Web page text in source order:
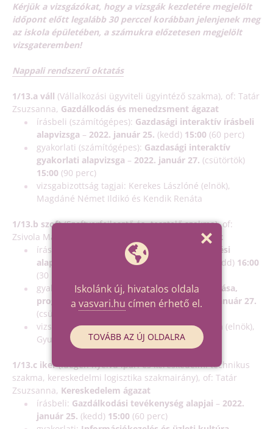
Kérjük a vizsgázókat, hogy a vizsgák kezdetére megjelölt
időpont előtt legalább 30 perccel korábban jelenjenek meg
az iskola épületében, a számukra előzetesen megjelölt
vizsgateremben!
Nappali rendszerű oktatás
1/13.a váll (Vállalkozási ügyviteli ügyintéző szakma), of: Tatár
Zsuzsanna, Gazdálkodás és menedzsment ágazat
írásbeli (számítógépes): Gazdasági interaktív írásbeli
alapvizsga – 2022. január 25. (kedd) 15:00 (60 perc)
gyakorlati (számítógépes): Gazdasági interaktív
gyakorlati alapvizsga – 2022. január 27. (csütörtök)
15:00 (90 perc)
vizsgabizottság tagjai: Kerekes Lászlóné (elnök),
Magdáné Német Ildikó és Kendik Renáta
1/13.b szoft(Szoftverfejlesztő és -tesztelő szakma), of:
Zsivola Magdolna,
Informatika és távközlés ágazat
írásbeli (ELVP-teszt):
Informatikai és távközlési
alapok interaktív teszt–2022. január 25. (kedd) 16:00
(30 perc)
gyakorlati (számítógépes):Weboldalak kódolása,
programozás, hálózatok gyakorlat– 2022. január 27.
(csütörtök)13:00(180 perc)
vizsgabizottság tagjai: Békésiné Szikora Mária (elnök),
Gyuris Csaba és Kádár Tünde
1/13.c iker(Idegen nyelvű ipari és kereskedelmi technikus
szakma, kereskedelmi logisztika szakmairány), of: Tatár
Zsuzsanna, Kereskedelem ágazat
írásbeli: Gazdálkodási tevékenység alapjai – 2022.
január 25. (kedd) 15:00 (60 perc)
Iskolánk új, hivatalos oldala
a vasvari.hu címen érhető el.
TOVÁBB AZ ÚJ OLDALRA